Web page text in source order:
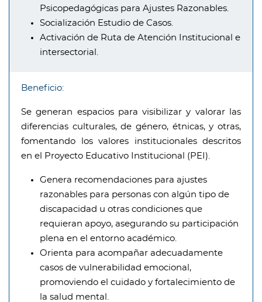
Psicopedagógicas para Ajustes Razonables.
Socialización Estudio de Casos.
Activación de Ruta de Atención Institucional e
intersectorial.
Beneficio:
Se generan espacios para visibilizar y valorar las
diferencias culturales, de género, étnicas, y otras,
fomentando los valores institucionales descritos
en el Proyecto Educativo Institucional (PEI).
Genera recomendaciones para ajustes
razonables para personas con algún tipo de
discapacidad u otras condiciones que
requieran apoyo, asegurando su participación
plena en el entorno académico.
Orienta para acompañar adecuadamente
casos de vulnerabilidad emocional,
promoviendo el cuidado y fortalecimiento de
la salud mental.